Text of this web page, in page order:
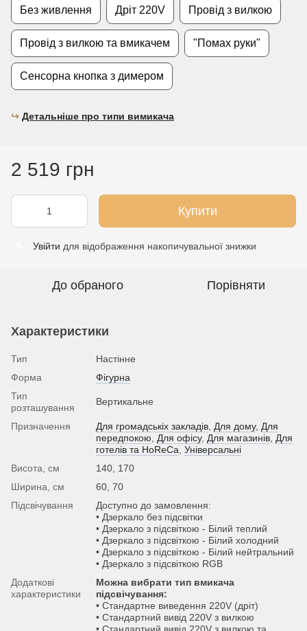
Без живлення Дріт 220V Провід з вилкою
Провід з вилкою та вмикачем "Помах руки"
Сенсорна кнопка з димером
↪︎ Детальніше про типи вимикача
2 519 грн
Купити
Увійти для відображення накопичувальної знижки
До обраного Порівняти
Характеристики
Тип
Настінне
Форма
Фігурна
Тип
розташування
Вертикальне
Призначення Для громадськіх закладів, Для дому, Для
передпокою, Для офісу, Для магазинів, Для
готелів та HoReCa, Універсальні
Висота, см
140, 170
Ширина, см
60, 70
Підсвічування
Доступно до замовлення:
• Дзеркало без підсвітки
• Дзеркало з підсвіткою - Білий теплий
• Дзеркало з підсвіткою - Білий холодний
• Дзеркало з підсвіткою - Білий нейтральний
• Дзеркало з підсвіткою RGB
Додаткові
характеристики
Можна вибрати тип вмикача
підсвічування:
• Стандартне виведення 220V (дріт)
• Стандартний вивід 220V з вилкою